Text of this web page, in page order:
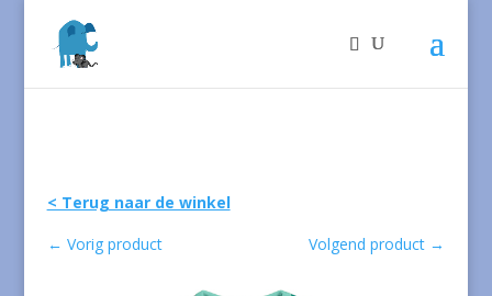
< Terug naar de winkel
← Vorig product Volgend product →